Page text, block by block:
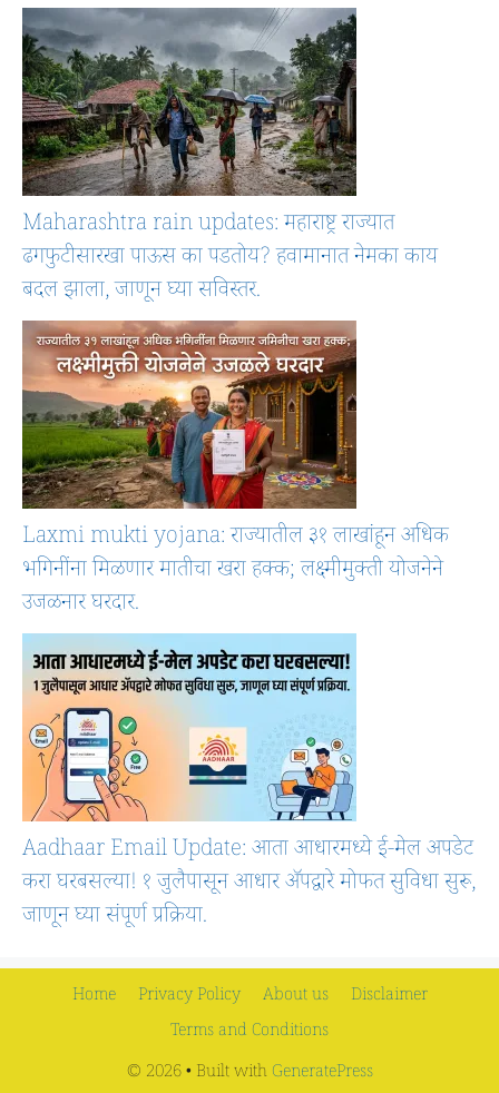
Maharashtra rain updates: महाराष्ट्र राज्यात
ढगफुटीसारखा पाऊस का पडतोय? हवामानात नेमका काय
बदल झाला, जाणून घ्या सविस्तर.
Laxmi mukti yojana: राज्यातील ३१ लाखांहून अधिक
भगिनींना मिळणार मातीचा खरा हक्क; लक्ष्मीमुक्ती योजनेने
उजळनार घरदार.
Aadhaar Email Update: आता आधारमध्ये ई-मेल अपडेट
करा घरबसल्या! १ जुलैपासून आधार ॲपद्वारे मोफत सुविधा सुरू,
जाणून घ्या संपूर्ण प्रक्रिया.
Home Privacy Policy About us
Disclaimer
Terms and Conditions
© 2026• Built with GeneratePress